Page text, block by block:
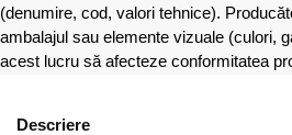
(denumire, cod, valori tehnice).
ambalajul sau elemente vizuale (culori,
acest lucru să afecteze conformitatea
Descriere